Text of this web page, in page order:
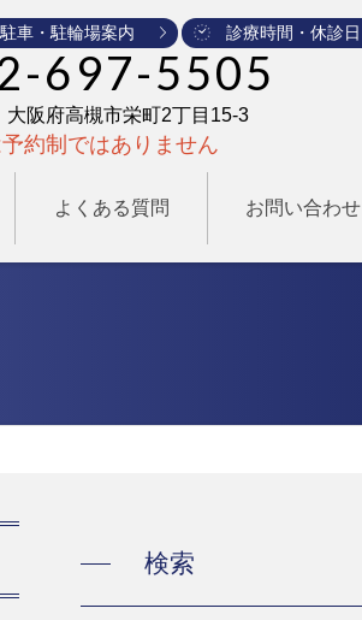
駐車・駐輪場案内 診療時間・休診日
697-5505
阪府高槻市栄町2丁目15-3
約制ではありません
よくある質問 お問い合わせ
検索